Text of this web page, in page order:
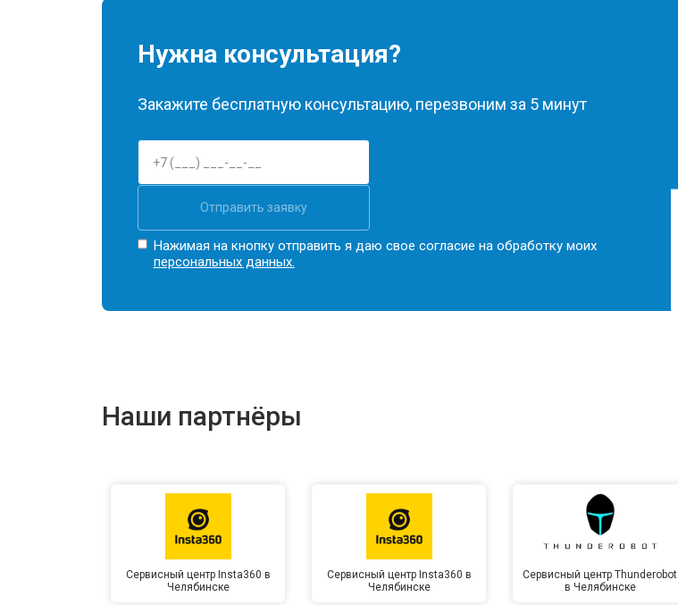
Нужна консультация?
Закажите бесплатную консультацию, перезвоним за 5 минут
Отправить заявку
Нажимая на кнопку отправить я даю свое согласие на обработку моих
персональных данных.
Наши партнёры
Сервисный центр Insta360 в
Челябинске
Сервисный центр Insta360 в
Челябинске
Сервисный центр Thunderobot
в Челябинске